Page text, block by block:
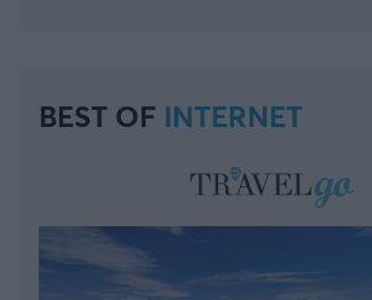
BEST OF INTERNET